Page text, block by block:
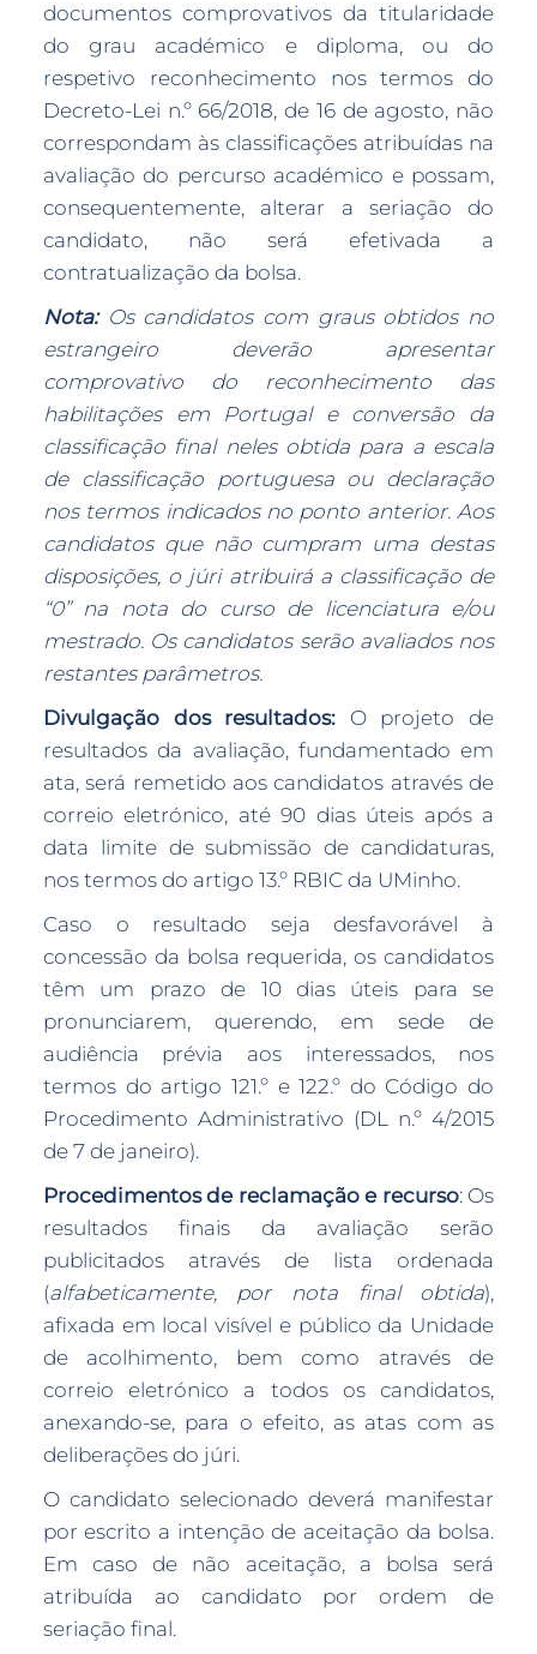
documentos comprovativos da titularidade
do grau académico e diploma, ou do
respetivo reconhecimento nos termos do
Decreto-Lei n.º 66/2018, de 16 de agosto, não
correspondam às classificações atribuídas na
avaliação do percurso académico e possam,
consequentemente, alterar a seriação do
candidato, não será efetivada a
contratualização da bolsa.
Nota:Os candidatos com graus obtidos no
estrangeiro deverão apresentar
comprovativo do reconhecimento das
habilitações em Portugal e conversão da
classificação final neles obtida para a escala
de classificação portuguesa ou declaração
nos termos indicados no ponto anterior. Aos
candidatos que não cumpram uma destas
disposições, o júri atribuirá a classificação de
“0” na nota do curso de licenciatura e/ou
mestrado. Os candidatos serão avaliados nos
restantes parâmetros.
Divulgação dos resultados: O projeto de
resultados da avaliação, fundamentado em
ata, será remetido aos candidatos através de
correio eletrónico, até 90 dias úteis após a
data limite de submissão de candidaturas,
nos termos do artigo 13.º RBIC da UMinho.
Caso o resultado seja desfavorável à
concessão da bolsa requerida, os candidatos
têm um prazo de 10 dias úteis para se
pronunciarem, querendo, em sede de
audiência prévia aos interessados, nos
termos do artigo 121.º e 122.º do Código do
Procedimento Administrativo (DL n.º 4/2015
de 7 de janeiro).
Procedimentos de reclamação e recurso: Os
resultados finais da avaliação serão
publicitados através de lista ordenada
(alfabeticamente, por nota final obtida),
afixada em local visível e público da Unidade
de acolhimento, bem como através de
correio eletrónico a todos os candidatos,
anexando-se, para o efeito, as atas com as
deliberações do júri.
O candidato selecionado deverá manifestar
por escrito a intenção de aceitação da bolsa.
Em caso de não aceitação, a bolsa será
atribuída ao candidato por ordem de
seriação final.